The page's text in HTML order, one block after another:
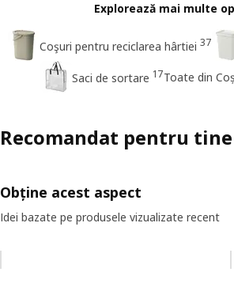
Explorează mai multe
Coşuri pentru reciclarea hârtiei 37
Saci de sortare 17Toate din
Recomandat pentru tine
Obține acest aspect
Idei bazate pe produsele vizualizate recent